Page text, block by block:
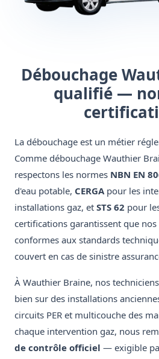
Débouchage
qualifié —
La débouchage est un métier
Comme débouchage Wauthier
respectons les normes NBN EN
d'eau potable, CERGApour les
installations gaz, et STS 62 pour
certifications garantissent que
conformes aux standards
couvert en cas de sinistre
À Wauthier Braine, nos
bien sur des installations
circuits PER et multicouche des
chaque intervention gaz, nous
de contrôle officiel — exigible